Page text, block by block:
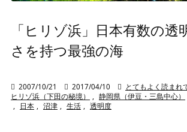
「ヒリゾ浜」日本有数の透
さを持つ最強の海
 2007/10/21  2017/04/10  とてもよく読まれ
ヒリゾ浜（下田の秘境）
静岡県（伊豆・三島中心）
日本 沼津 生活 透明度